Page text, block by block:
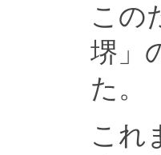
この
堺」
た。
これ